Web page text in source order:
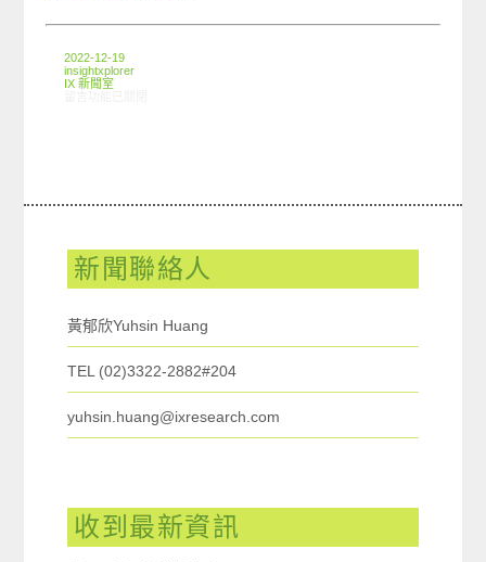
2022-12-19
insightxplorer
IX 新聞室
新聞聯絡人
黃郁欣Yuhsin Huang
TEL (02)3322-2882#204
yuhsin.huang@ixresearch.com
收到最新資訊